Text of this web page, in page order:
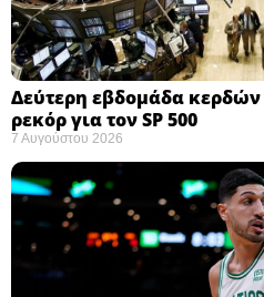
Δεύτερη εβδομάδα
ρεκόρ για τον SP 500
7 Αυγούστου 2026